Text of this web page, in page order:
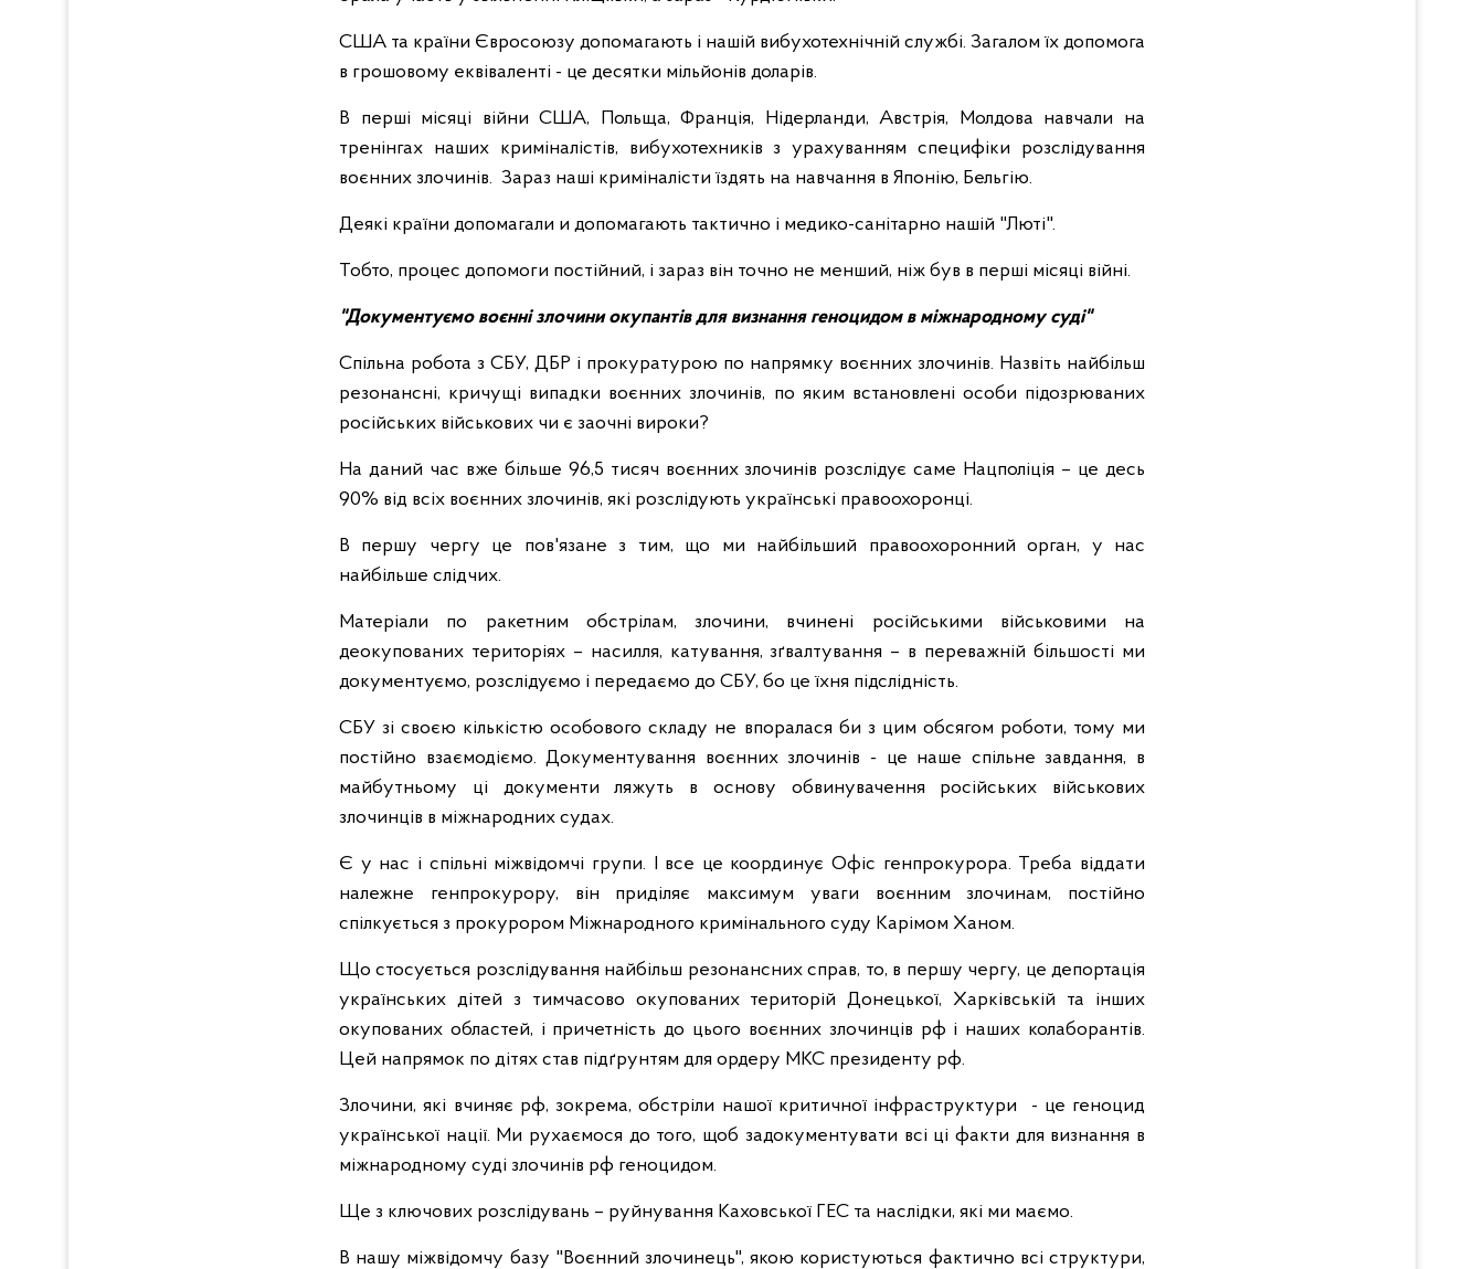
США та країни Євросоюзу допомагають і нашій вибухотехнічній службі. Загалом їх допомога
в грошовому еквіваленті - це десятки мільйонів доларів.
В перші місяці війни США, Польща, Франція, Нідерланди, Австрія, Молдова навчали на
тренінгах наших криміналістів, вибухотехників з урахуванням специфіки розслідування
воєнних злочинів. Зараз наші криміналісти їздять на навчання в Японію, Бельгію.
Деякі країни допомагали и допомагають тактично і медико-санітарно нашій "Люті".
Тобто, процес допомоги постійний, і зараз він точно не менший, ніж був в перші місяці війні.
"Документуємо воєнні злочини окупантів для визнання геноцидом в міжнародному суді"
Спільна робота з СБУ, ДБР і прокуратурою по напрямку воєнних злочинів. Назвіть найбільш
резонансні, кричущі випадки воєнних злочинів, по яким встановлені особи підозрюваних
російських військових чи є заочні вироки?
На даний час вже більше 96,5 тисяч воєнних злочинів розслідує саме Нацполіція – це десь
90% від всіх воєнних злочинів, які розслідують українські правоохоронці.
В першу чергу це пов'язане з тим, що ми найбільший правоохоронний орган, у нас
найбільше слідчих.
Матеріали по ракетним обстрілам, злочини, вчинені російськими військовими на
деокупованих територіях – насилля, катування, зґвалтування – в переважній більшості ми
документуємо, розслідуємо і передаємо до СБУ, бо це їхня підслідність.
СБУ зі своєю кількістю особового складу не впоралася би з цим обсягом роботи, тому ми
постійно взаємодіємо. Документування воєнних злочинів - це наше спільне завдання, в
майбутньому ці документи ляжуть в основу обвинувачення російських військових
злочинців в міжнародних судах.
Є у нас і спільні міжвідомчі групи. І все це координує Офіс генпрокурора. Треба віддати
належне генпрокурору, він приділяє максимум уваги воєнним злочинам, постійно
спілкується з прокурором Міжнародного кримінального суду Карімом Ханом.
Що стосується розслідування найбільш резонансних справ, то, в першу чергу, це депортація
українських дітей з тимчасово окупованих територій Донецької, Харківській та інших
окупованих областей, і причетність до цього воєнних злочинців рф і наших колаборантів.
Цей напрямок по дітях став підґрунтям для ордеру МКС президенту рф.
Злочини, які вчиняє рф, зокрема, обстріли нашої критичної інфраструктури - це геноцид
української нації. Ми рухаємося до того, щоб задокументувати всі ці факти для визнання в
міжнародному суді злочинів рф геноцидом.
Ще з ключових розслідувань – руйнування Каховської ГЕС та наслідки, які ми маємо.
В нашу міжвідомчу базу "Воєнний злочинець", якою користуються фактично всі структури,